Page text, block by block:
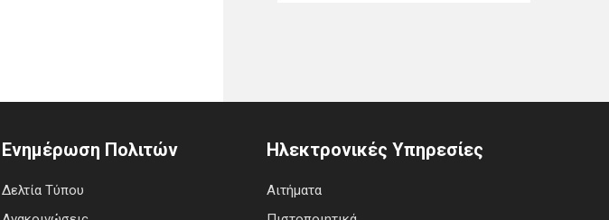
Ενημέρωση Πολιτών
Δελτία Τύπου
Ηλεκτρονικές Υπηρεσίες
Αιτήματα